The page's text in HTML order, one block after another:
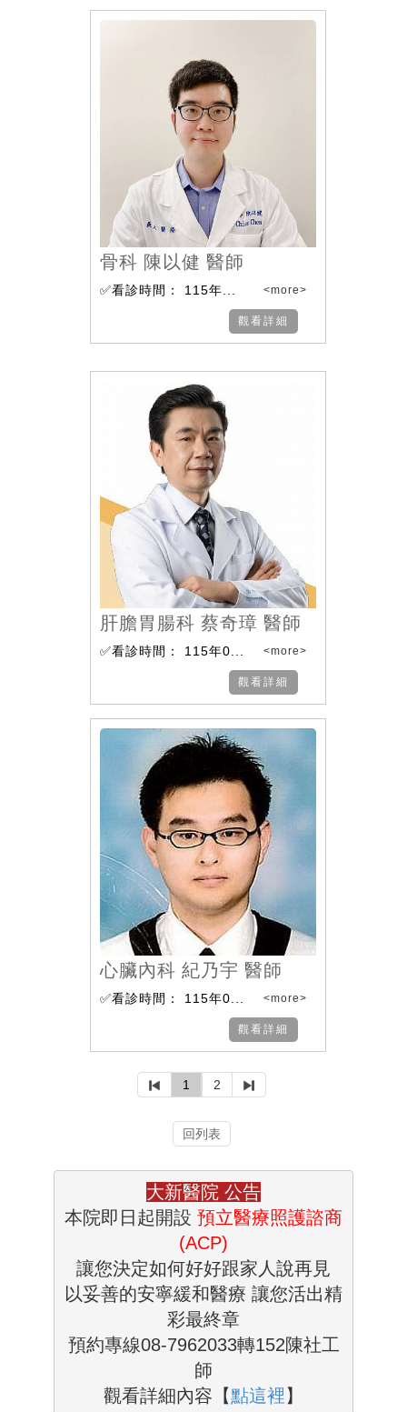
骨科 陳以健 醫師
✅看診時間： 115年... <more>
觀看詳細
肝膽胃腸科 蔡奇璋 醫師
✅看診時間： 115年0... <more>
觀看詳細
心臟內科 紀乃宇 醫師
✅看診時間： 115年0... <more>
觀看詳細
1 2
回列表
大新醫院 公告
本院即日起開設 預立醫療照護諮商
(ACP)
讓您決定如何好好跟家人說再見
以妥善的安寧緩和醫療 讓您活出精
彩最終章
預約專線08-7962033轉152陳社工
觀看詳細內容【點這裡】